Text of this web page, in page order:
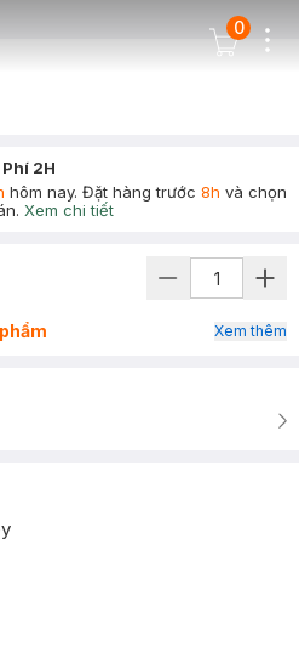
Cart Icon
0
2H
hôm nay. Đặt hàng trước 8h và chọn
Xem chi tiết
Xem thêm